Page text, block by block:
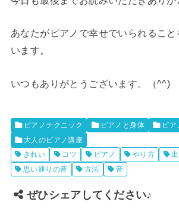
あなたがピアノで幸せでいられるこ
います。
いつもありがとうございます。（^^)
ピアノテクニック ピアノと身体
ピア
大人のピアノ講座
きれい
コツ ピアノ やり方
思い通りの音
方法 音
ぜひシェアしてください♪